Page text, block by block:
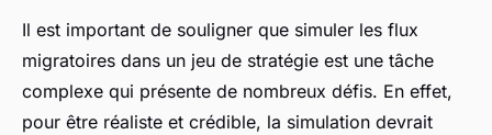
Il est important de souligner que simuler les flux
migratoires dans un jeu de stratégie est une tâche
complexe qui présente de nombreux défis. En effet,
pour être réaliste et crédible, la simulation devrait